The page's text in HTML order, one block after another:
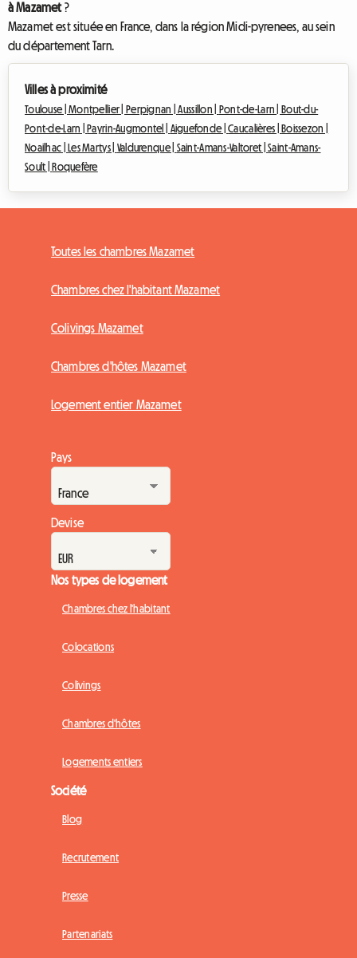
à Mazamet?
Mazamet est située en France, dans la région Midi-pyrenees, au sein
du département Tarn.
Villes à proximité
Toulouse |Montpellier | Perpignan |Aussillon | Pont-de-Larn |
Bout-du-
Pont-de-Larn |
Payrin-Augmontel | Aiguefonde |Caucalières |
Boissezon |
Noailhac |
Les Martys | Valdurenque | Saint-Amans-Valtoret |Saint-Amans-
Soult |
Roquefère
Toutes les chambres Mazamet
Chambres chez l'habitant Mazamet
Colivings Mazamet
Chambres d'hôtes Mazamet
Logement entier Mazamet
Pays
Devise
Nos types de logement
Chambres chez l'habitant
Colocations
Colivings
Chambres d'hôtes
Logements entiers
Société
Blog
Recrutement
Presse
Partenariats